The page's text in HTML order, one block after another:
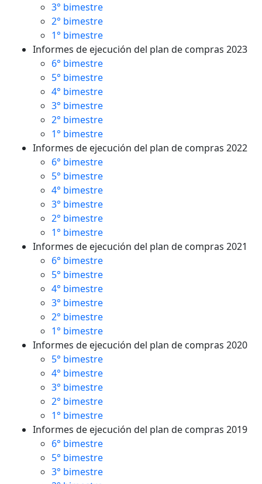
3° bimestre
2° bimestre
1° bimestre
Informes de ejecución del plan de compras 2023
6° bimestre
5° bimestre
4° bimestre
3° bimestre
2° bimestre
1° bimestre
Informes de ejecución del plan de compras 2022
6° bimestre
5° bimestre
4° bimestre
3° bimestre
2° bimestre
1° bimestre
Informes de ejecución del plan de compras 2021
6° bimestre
5° bimestre
4° bimestre
3° bimestre
2° bimestre
1° bimestre
Informes de ejecución del plan de compras 2020
5° bimestre
4° bimestre
3° bimestre
2° bimestre
1° bimestre
Informes de ejecución del plan de compras 2019
6° bimestre
5° bimestre
3° bimestre